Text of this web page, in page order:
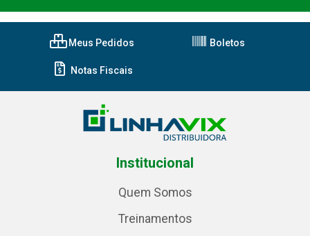
Meus Pedidos Boletos
Notas Fiscais
Institucional
Quem Somos
Treinamentos